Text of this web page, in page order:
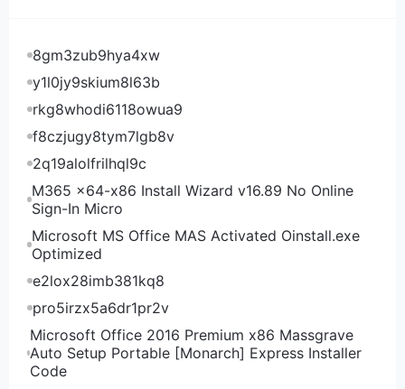
8gm3zub9hya4xw
y1l0jy9skium8l63b
rkg8whodi6118owua9
f8czjugy8tym7lgb8v
2q19alolfrilhql9c
M365 x64-x86 Install Wizard v16.89 No Online
Sign-In Micro
Microsoft MS Office MAS Activated Oinstall.exe
Optimized
e2lox28imb381kq8
pro5irzx5a6dr1pr2v
Microsoft Office 2016 Premium x86 Massgrave
Auto Setup Portable [Monarch] Express Installer
Code